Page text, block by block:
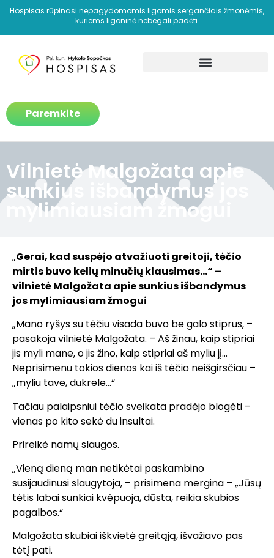
Hospisas rūpinasi nepagydomomis ligomis sergančiais žmonėmis,
kuriems ligoninė nebegali padėti.
Paremkite
Vilnietė Malgožata apie
sunkius išbandymus jos
mylimiausiam žmogui
„Gerai, kad suspėjo atvažiuoti greitoji, tėčio
mirtis buvo kelių minučių klausimas…“ –
vilnietė Malgožata apie sunkius išbandymus
jos mylimiausiam žmogui
„Mano ryšys su tėčiu visada buvo be galo stiprus, –
pasakoja vilnietė Malgožata. – Aš žinau, kaip stipriai
jis myli mane, o jis žino, kaip stipriai aš myliu jį…
Neprisimenu tokios dienos kai iš tėčio neišgirsčiau –
„myliu tave, dukrele…“
Tačiau palaipsniui tėčio sveikata pradėjo blogėti –
vienas po kito sekė du insultai.
Prireikė namų slaugos.
„Vieną dieną man netikėtai paskambino
susijaudinusi slaugytoja, – prisimena mergina – „Jūsų
tėtis labai sunkiai kvėpuoja, dūsta, reikia skubios
pagalbos.“
Malgožata skubiai iškvietė greitąją, išvažiavo pas
tėtį pati.